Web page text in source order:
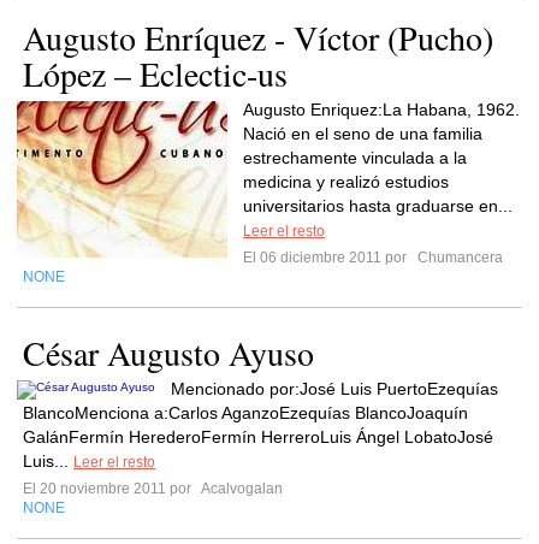
Augusto Enríquez - Víctor (Pucho)
López – Eclectic-us
Augusto Enriquez:La Habana, 1962.
Nació en el seno de una familia
estrechamente vinculada a la
medicina y realizó estudios
universitarios hasta graduarse en...
Leer el resto
El 06 diciembre 2011 por
Chumancera
NONE
César Augusto Ayuso
Mencionado por:José Luis PuertoEzequías
BlancoMenciona a:Carlos AganzoEzequías BlancoJoaquín
GalánFermín HerederoFermín HerreroLuis Ángel LobatoJosé
Luis...
Leer el resto
El 20 noviembre 2011 por Acalvogalan
NONE